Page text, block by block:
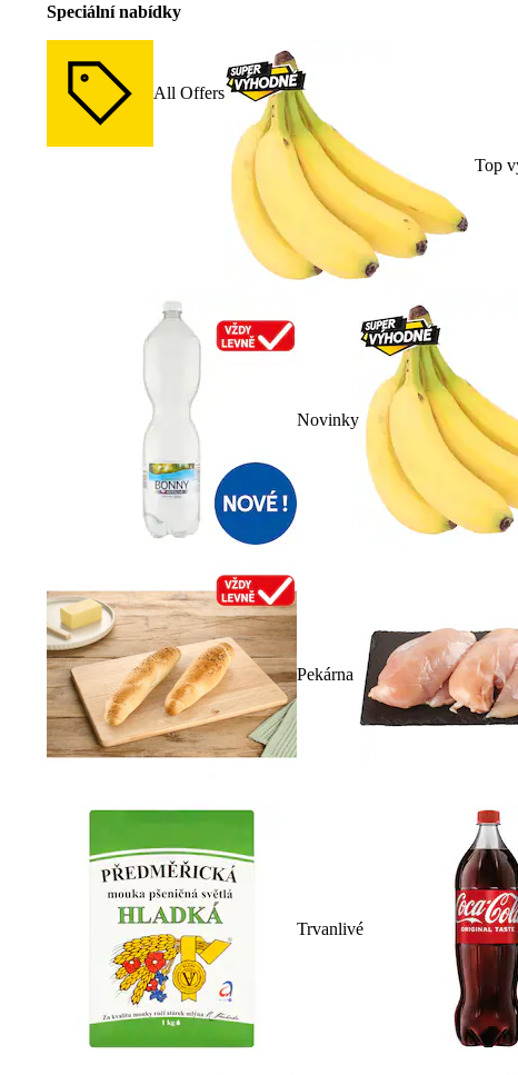
Speciální nabídky
All Offers
Top
Novinky
Pekárna
Trvanlivé